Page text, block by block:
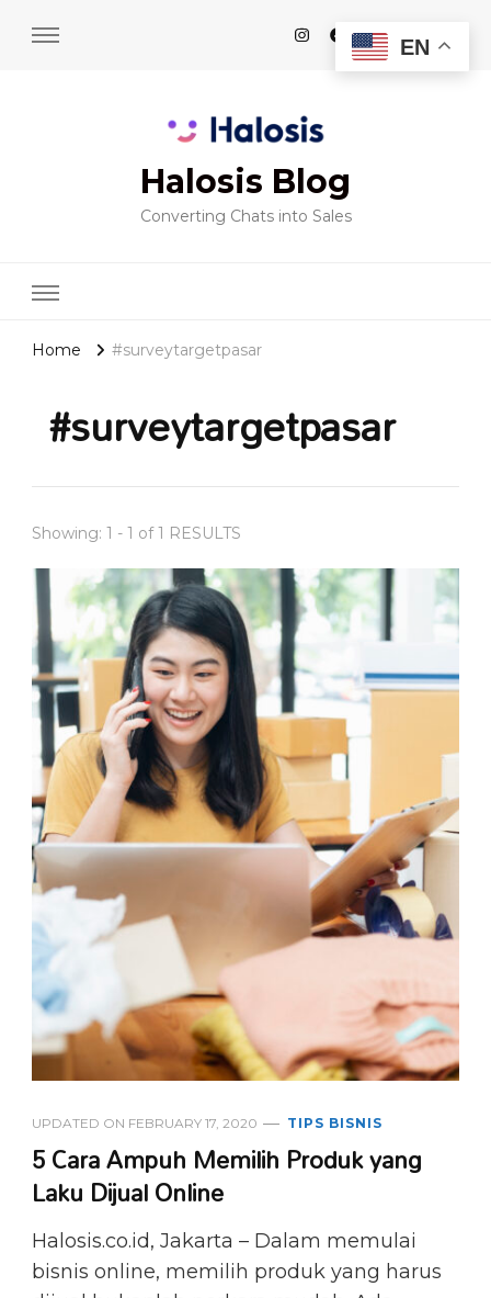
Halosis Blog
Converting Chats into Sales
Home #surveytargetpasar
#surveytargetpasar
Showing: 1 - 1 of 1 RESULTS
UPDATED ON FEBRUARY 17, 2020 TIPS BISNIS
5 Cara Ampuh Memilih Produk yang
Laku Dijual Online
Halosis.co.id, Jakarta – Dalam memulai
bisnis online, memilih produk yang harus
EN